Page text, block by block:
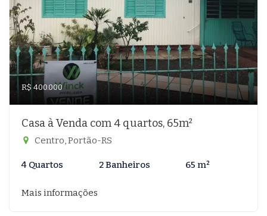
R$ 400.000
Casa à Venda com 4 quartos, 65m²
Centro, Portão-RS
4 Quartos 2 Banheiros 65 m²
Mais informações